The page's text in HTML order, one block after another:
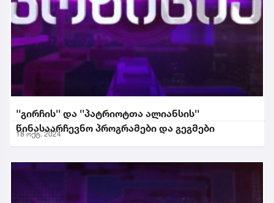
''გირჩის'' და ''პატრიოტთა ალიანსის''
წინასაარჩევნო პროგრამები და გეგმები
18 ოქტ. 2024